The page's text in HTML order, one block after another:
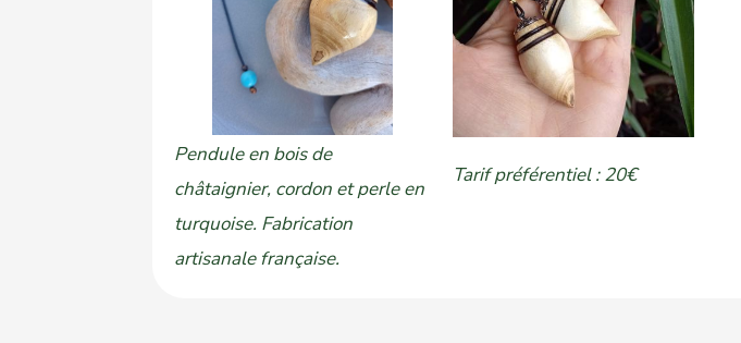
Pendule en bois de
châtaignier, cordon et perle en
turquoise. Fabrication
artisanale française.
Tarif préférentiel : 20€